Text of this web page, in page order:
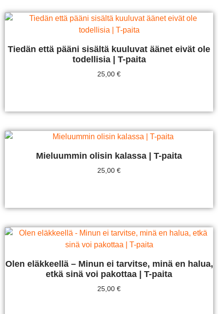
Tiedän että pääni sisältä kuuluvat äänet eivät ole
todellisia | T-paita
25,00 €
Mieluummin olisin kalassa | T-paita
25,00 €
Olen eläkkeellä – Minun ei tarvitse, minä en halua,
etkä sinä voi pakottaa | T-paita
25,00 €